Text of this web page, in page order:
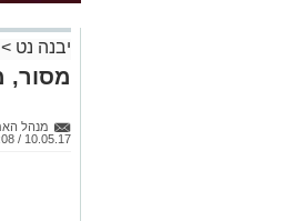
יבנה נט >
מסור,
מנהל
10.05.17 / 13:08